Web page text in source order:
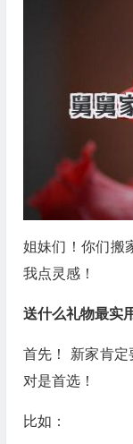
姐妹们！你们搬
我点灵感！
送什么礼物最实
首先！ 新家肯
对是首选！
比如：